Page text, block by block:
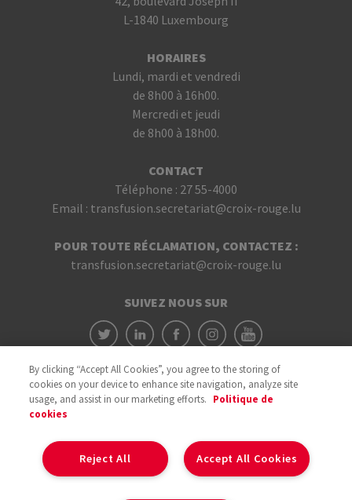
L-1840 Luxembourg
HORAIRES
Lundi, mardi et vendredi
de 8h00 à 16h00.
Mercredi et jeudi
de 8h00 à 18h00.
CONTACT
Téléphone : 27 55-4000
Email : transfusion.secretariat@croix-rouge.lu
POUR TOUTE RÉCLAMATION, CONTACTEZ :
transfusion.secretariat@croix-rouge.lu
SUIVEZ NOUS SUR
By clicking “Accept All Cookies”, you agree to the storing of
cookies on your device to enhance site navigation, analyze site
usage, and assist in our marketing efforts. Politique de
cookies
Accept All Cookies
Reject All